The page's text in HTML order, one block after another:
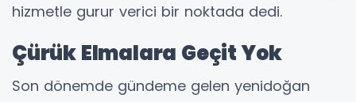
hizmetle gurur verici bir noktada dedi.
Çürük Elmalara Geçit Yok
Son dönemde gündeme gelen yenidoğan